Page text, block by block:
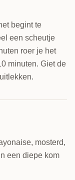
begint te
een scheutje
roer je het
minuten. Giet de
mosterd,
een diepe kom